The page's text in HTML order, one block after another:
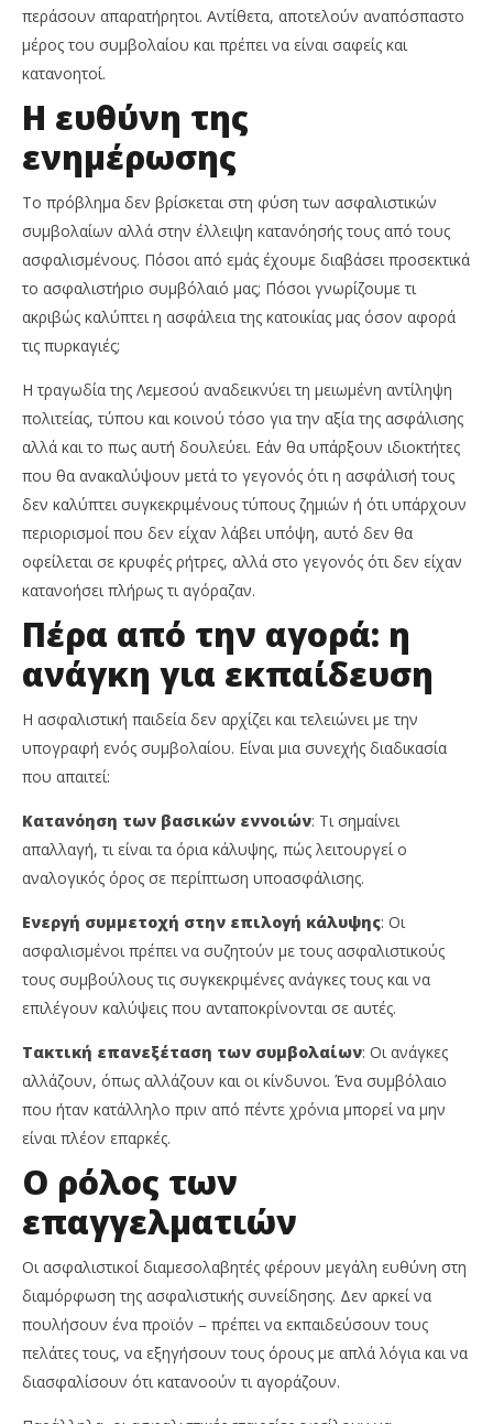
περάσουν απαρατήρητοι. Αντίθετα, αποτελούν αναπόσπαστο
μέρος του συμβολαίου και πρέπει να είναι σαφείς και
κατανοητοί.
Η ευθύνη της
ενημέρωσης
Το πρόβλημα δεν βρίσκεται στη φύση των ασφαλιστικών
συμβολαίων αλλά στην έλλειψη κατανόησής τους από τους
ασφαλισμένους. Πόσοι από εμάς έχουμε διαβάσει προσεκτικά
το ασφαλιστήριο συμβόλαιό μας; Πόσοι γνωρίζουμε τι
ακριβώς καλύπτει η ασφάλεια της κατοικίας μας όσον αφορά
τις πυρκαγιές;
Η τραγωδία της Λεμεσού αναδεικνύει τη μειωμένη αντίληψη
πολιτείας, τύπου και κοινού τόσο για την αξία της ασφάλισης
αλλά και το πως αυτή δουλεύει. Εάν θα υπάρξουν ιδιοκτήτες
που θα ανακαλύψουν μετά το γεγονός ότι η ασφάλισή τους
δεν καλύπτει συγκεκριμένους τύπους ζημιών ή ότι υπάρχουν
περιορισμοί που δεν είχαν λάβει υπόψη, αυτό δεν θα
οφείλεται σε κρυφές ρήτρες, αλλά στο γεγονός ότι δεν είχαν
κατανοήσει πλήρως τι αγόραζαν.
Πέρα από την αγορά: η
ανάγκη για εκπαίδευση
Η ασφαλιστική παιδεία δεν αρχίζει και τελειώνει με την
υπογραφή ενός συμβολαίου. Είναι μια συνεχής διαδικασία
που απαιτεί:
Κατανόηση των βασικών εννοιών: Τι σημαίνει
απαλλαγή, τι είναι τα όρια κάλυψης, πώς λειτουργεί ο
αναλογικός όρος σε περίπτωση υποασφάλισης.
Ενεργή συμμετοχή στην επιλογή κάλυψης: Οι
ασφαλισμένοι πρέπει να συζητούν με τους ασφαλιστικούς
τους συμβούλους τις συγκεκριμένες ανάγκες τους και να
επιλέγουν καλύψεις που ανταποκρίνονται σε αυτές.
Τακτική επανεξέταση των συμβολαίων: Οι ανάγκες
αλλάζουν, όπως αλλάζουν και οι κίνδυνοι. Ένα συμβόλαιο
που ήταν κατάλληλο πριν από πέντε χρόνια μπορεί να μην
είναι πλέον επαρκές.
Ο ρόλος των
επαγγελματιών
Οι ασφαλιστικοί διαμεσολαβητές φέρουν μεγάλη ευθύνη στη
διαμόρφωση της ασφαλιστικής συνείδησης. Δεν αρκεί να
πουλήσουν ένα προϊόν – πρέπει να εκπαιδεύσουν τους
πελάτες τους, να εξηγήσουν τους όρους με απλά λόγια και να
διασφαλίσουν ότι κατανοούν τι αγοράζουν.